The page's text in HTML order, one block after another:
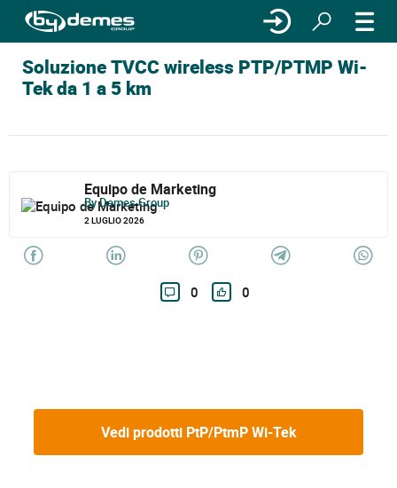
Soluzione TVCC wireless PTP/PTMP Wi-
Tek da 1 a 5 km
Equipo de Marketing
By Demes Group
2 LUGLIO 2026
0 0
Vedi prodotti PtP/PtmP Wi-Tek